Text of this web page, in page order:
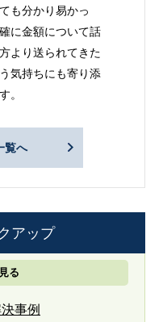
も分かり易かっ
に金額について話
より送られてきた
気持ちにも寄り添
。
覧へ
アップ
る
事例